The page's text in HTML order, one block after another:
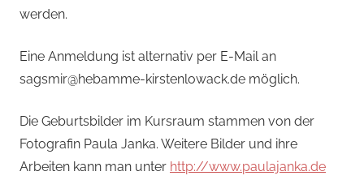
werden.
Eine Anmeldung ist alternativ per E-Mail an
sagsmir@hebamme-kirstenlowack.de möglich.
Die Geburtsbilder im Kursraum stammen von der
Fotografin Paula Janka. Weitere Bilder und ihre
Arbeiten kann man unter http://www.paulajanka.de